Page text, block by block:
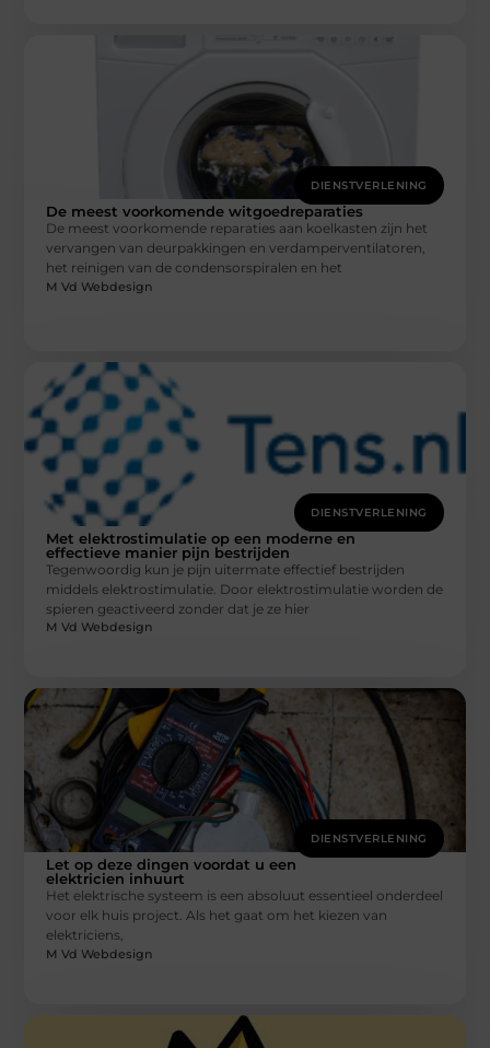
DIENSTVERLENING
De meest voorkomende witgoedreparaties
De meest voorkomende reparaties aan koelkasten zijn het
vervangen van deurpakkingen en verdamperventilatoren,
het reinigen van de condensorspiralen en het
M Vd Webdesign
DIENSTVERLENING
Met elektrostimulatie op een moderne en
effectieve manier pijn bestrijden
Tegenwoordig kun je pijn uitermate effectief bestrijden
middels elektrostimulatie. Door elektrostimulatie worden de
spieren geactiveerd zonder dat je ze hier
M Vd Webdesign
DIENSTVERLENING
Let op deze dingen voordat u een
elektricien inhuurt
Het elektrische systeem is een absoluut essentieel onderdeel
voor elk huis project. Als het gaat om het kiezen van
elektriciens,
M Vd Webdesign